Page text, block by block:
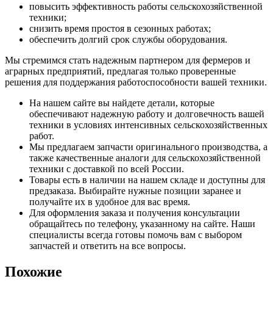
повысить эффективность работы сельскохозяйственной
техники;
снизить время простоя в сезонных работах;
обеспечить долгий срок службы оборудования.
Мы стремимся стать надежным партнером для фермеров и
аграрных предприятий, предлагая только проверенные
решения для поддержания работоспособности вашей техники.
На нашем сайте вы найдете детали, которые
обеспечивают надежную работу и долговечность вашей
техники в условиях интенсивных сельскохозяйственных
работ.
Мы предлагаем запчасти оригинального производства, а
также качественные аналоги для сельскохозяйственной
техники с доставкой по всей России.
Товары есть в наличии на нашем складе и доступны для
предзаказа. Выбирайте нужные позиции заранее и
получайте их в удобное для вас время.
Для оформления заказа и получения консультации
обращайтесь по телефону, указанному на сайте. Наши
специалисты всегда готовы помочь вам с выбором
запчастей и ответить на все вопросы.
Похожие